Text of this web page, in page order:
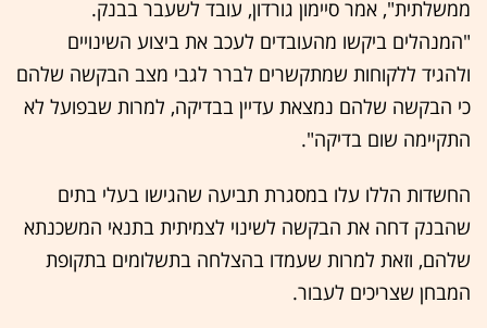
ממשלתית", אמר סיימון גורדון, עובד לשעבר בבנק.
"המנהלים ביקשו מהעובדים לעכב את ביצוע השינויים
ולהגיד ללקוחות שמתקשרים לברר לגבי מצב הבקשה שלהם
כי הבקשה שלהם נמצאת עדיין בבדיקה, למרות שבפועל לא
התקיימה שום בדיקה".
החשדות הללו עלו במסגרת תביעה שהגישו בעלי בתים
שהבנק דחה את הבקשה לשינוי לצמיתית בתנאי המשכנתא
שלהם, וזאת למרות שעמדו בהצלחה בתשלומים בתקופת
המבחן שצריכים לעבור.